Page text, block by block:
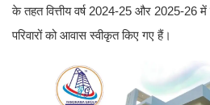
के तहत वित्तीय वर्ष 2024-25 और 2025-26
परिवारों को आवास स्वीकृत किए गए हैं।